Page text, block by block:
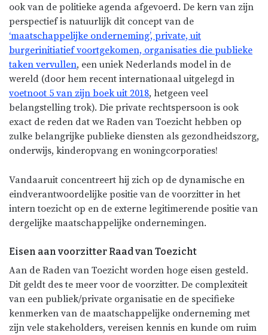
ook van de politieke agenda afgevoerd. De kern van zijn
perspectief is natuurlijk dit concept van de
‘maatschappelijke onderneming’, private, uit
burgerinitiatief voortgekomen, organisaties die publieke
taken vervullen, een uniek Nederlands model in de
wereld (door hem recent internationaal uitgelegd in
voetnoot 5 van zijn boek uit 2018, hetgeen veel
belangstelling trok). Die private rechtspersoon is ook
exact de reden dat we Raden van Toezicht hebben op
zulke belangrijke publieke diensten als gezondheidszorg,
onderwijs, kinderopvang en woningcorporaties!
Vandaaruit concentreert hij zich op de dynamische en
eindverantwoordelijke positie van de voorzitter in het
intern toezicht op en de externe legitimerende positie van
dergelijke maatschappelijke ondernemingen.
Eisen aan voorzitter Raad van Toezicht
Aan de Raden van Toezicht worden hoge eisen gesteld.
Dit geldt des te meer voor de voorzitter. De complexiteit
van een publiek/private organisatie en de specifieke
kenmerken van de maatschappelijke onderneming met
zijn vele stakeholders, vereisen kennis en kunde om ruim